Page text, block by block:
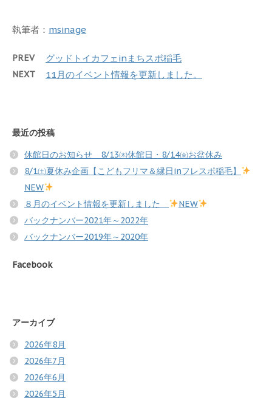
執筆者： msinage
PREV グッドトイカフェinまちスポ稲毛
NEXT 11月のイベント情報を更新しました。
最近の投稿
休館日のお知らせ 8/13㈭休館日・8/14㈮お盆休み
8/1㈯夏休み企画【こどもフリマ＆縁日inフレスポ稲毛】
NEW
８月のイベント情報を更新しました
NEW
バックナンバー2021年～2022年
バックナンバー2019年～2020年
Facebook
アーカイブ
2026年8月
2026年7月
2026年6月
2026年5月